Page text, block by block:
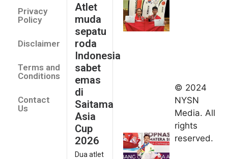
Privacy
Policy
Disclaimer
Terms and
Conditions
Contact
Us
Atlet
muda
sepatu
roda
Indonesia
sabet
emas
di
Saitama
Asia
Cup
2026
Dua atlet
2026
Indonesia
kirim tiga
lifter
muda ke
Kejuaraan
© 2024
NYSN
Media. All
rights
reserved.